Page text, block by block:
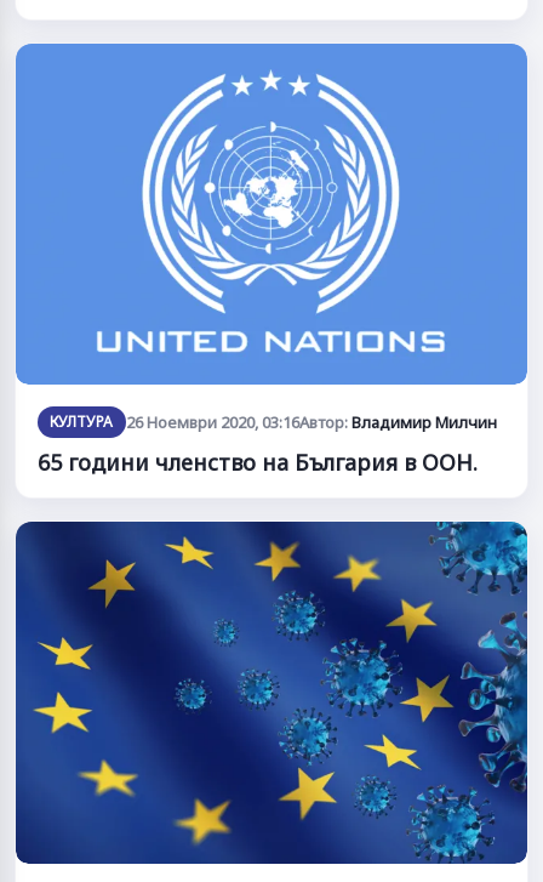
КУЛТУРА 26 Ноември 2020, 03:16Автор:Владимир Милчин
65 години членство на България в ООН.